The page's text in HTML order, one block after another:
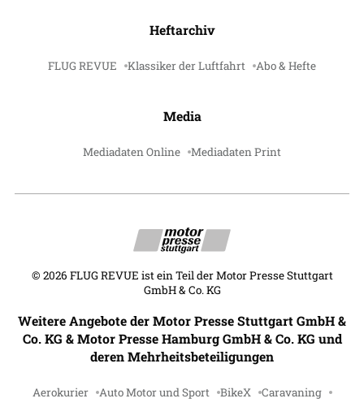
Heftarchiv
FLUG REVUE Klassiker der Luftfahrt Abo & Hefte
Media
Mediadaten Online Mediadaten Print
© 2026 FLUG REVUE ist ein Teil der Motor Presse Stuttgart
GmbH & Co. KG
Weitere Angebote der Motor Presse Stuttgart GmbH &
Co. KG & Motor Presse Hamburg GmbH & Co. KG und
deren Mehrheitsbeteiligungen
Aerokurier Auto Motor und Sport BikeX Caravaning